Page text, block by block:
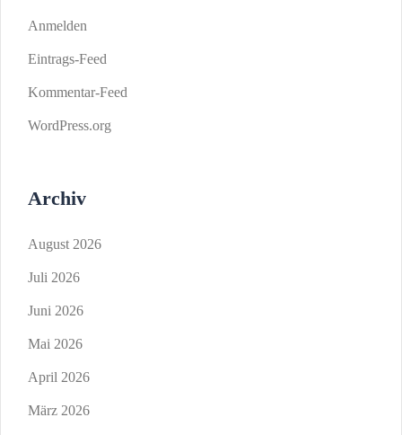
Anmelden
Eintrags-Feed
Kommentar-Feed
WordPress.org
Archiv
August 2026
Juli 2026
Juni 2026
Mai 2026
April 2026
März 2026